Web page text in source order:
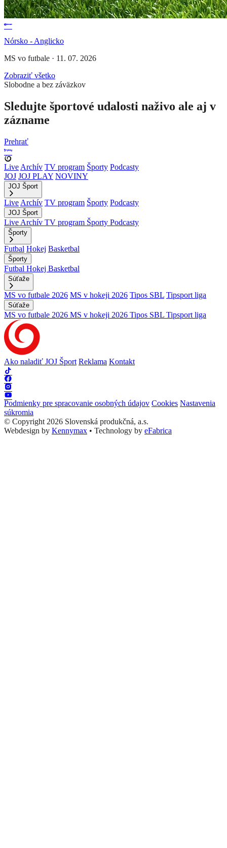
Nórsko - Anglicko
MS vo futbale · 11. 07. 2026
Zobraziť všetko
Slobodne a bez záväzkov
Sledujte športové udalosti naživo ale aj v
zázname
Prehrať
Live Archív TV program Športy Podcasty
JOJ JOJ PLAY NOVINY
JOJ Šport
Live Archív TV program Športy Podcasty
JOJ Šport
Live Archív TV program Športy Podcasty
Športy
Futbal Hokej Basketbal
Športy
Futbal Hokej Basketbal
Súťaže
MS vo futbale 2026 MS v hokeji 2026 Tipos SBL Tipsport liga
Súťaže
MS vo futbale 2026 MS v hokeji 2026 Tipos SBL Tipsport liga
Ako naladiť JOJ Šport Reklama Kontakt
Podmienky pre spracovanie osobných údajov Cookies Nastavenia
súkromia
© Copyright 2026 Slovenská produkčná, a.s.
Webdesign by Kennymax • Technology by eFabrica